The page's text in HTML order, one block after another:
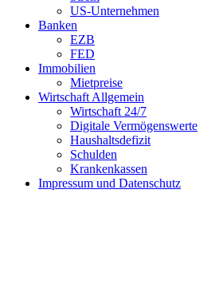
US-Unternehmen
Banken
EZB
FED
Immobilien
Mietpreise
Wirtschaft Allgemein
Wirtschaft 24/7
Digitale Vermögenswerte
Haushaltsdefizit
Schulden
Krankenkassen
Impressum und Datenschutz